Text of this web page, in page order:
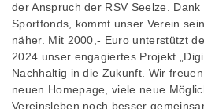
der Anspruch der RSV Seelze.
Sportfonds, kommt unser Verein
näher. Mit 2000,- Euro unterstützt
2024 unser engagiertes Projekt
Nachhaltig in die Zukunft. Wir
neuen Homepage, viele neue
Vereinsleben noch besser